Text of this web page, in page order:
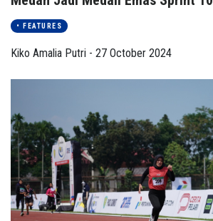
• FEATURES
Kiko Amalia Putri - 27 October 2024